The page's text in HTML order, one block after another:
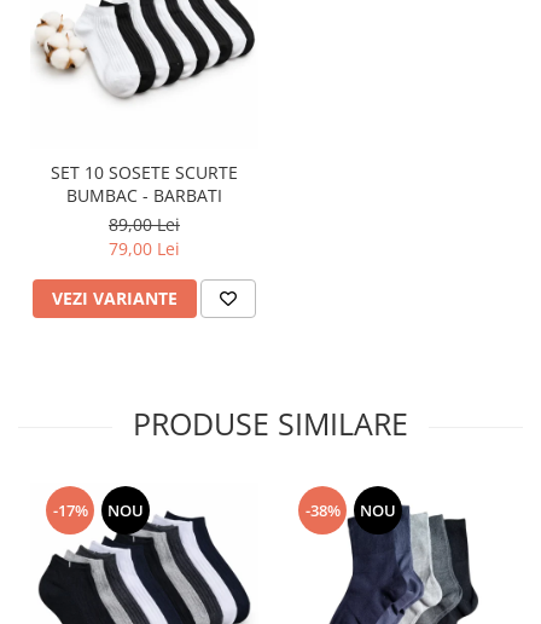
SET 10 SOSETE SCURTE
BUMBAC - BARBATI
89,00 Lei
79,00 Lei
VEZI VARIANTE
PRODUSE SIMILARE
-17% NOU -38% NOU